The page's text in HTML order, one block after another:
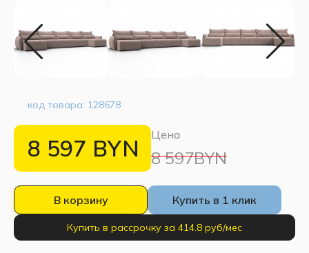
код товара: 128678
8 597 BYN Цена
8 597BYN
В корзину Купить в 1 клик
Купить в рассрочку за 414.8 руб/мес